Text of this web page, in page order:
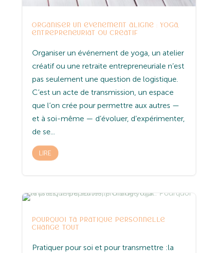
Organiser un événement aligné : yoga,
entrepreneuriat ou créatif
Organiser un événement de yoga, un atelier
créatif ou une retraite entrepreneuriale n’est
pas seulement une question de logistique.
C’est un acte de transmission, un espace
que l’on crée pour permettre aux autres —
et à soi-même — d’évoluer, d’expérimenter,
de se...
LIRE
Pourquoi ta pratique personnelle
change tout
Pratiquer pour soi et pour transmettre :la